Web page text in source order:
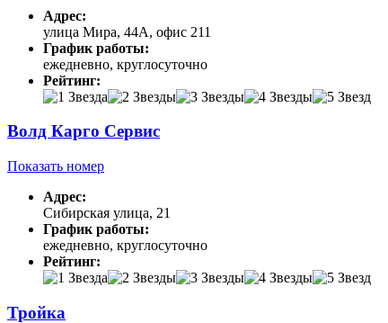
Адрес:
улица Мира, 44А, офис 211
График работы:
ежедневно, круглосуточно
Рейтинг:
Волд Карго Сервис
Показать номер
Адрес:
Сибирская улица, 21
График работы:
ежедневно, круглосуточно
Рейтинг:
Тройка